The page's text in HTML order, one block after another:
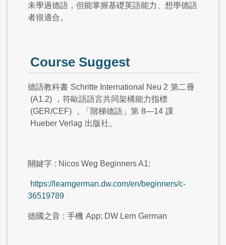
未學過德語，但能掌握基礎英語能力、想學德語
者很適合。
Course Suggest
德語教科書 Schritte International Neu 2 第二冊
(A1.2)
，符歐語語言共同架構能力指標
(GER/CEF)
，「階梯德語」第 8—14 課
Hueber Verlag 出版社。
關鍵字 : Nicos Weg Beginners A1:
https://learngerman.dw.com/en/beginners/c-
36519789
德國之音 : 手機 App: DW Lern German